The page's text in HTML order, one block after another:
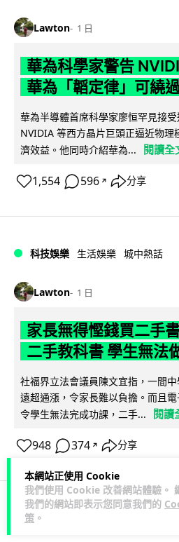
本網站正使用 Cookie
我們使用 Cookie 改善網站體驗。
我們的網站即表示您同意我們的
策 。
Lawton 1 日
華為科學家警告
華為「韜定律」可繞
華為半導體首席科學家廖恒罕見接
NVIDIA 等西方晶片巨頭正逼近物理
濟效益。他同時介紹華為...
閱讀全
1,554 596 ↗ 分享
科技娛樂 生活娛樂 城中熱話
Lawton 1 日
家長無得慳錢買二手
二手教科書 學生無法
社福界立法會議員陳文宜指，一間
遠超通漲，令家長難以負擔。而且
令學生無法完成功課，二手...
閱讀
948 374 ↗ 分享
科技娛樂